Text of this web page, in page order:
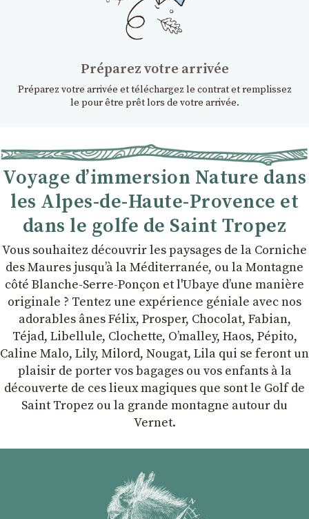
Préparez votre arrivée
Préparez votre arrivée et téléchargez le contrat et remplissez
le pour être prêt lors de votre arrivée.
Voyage d’immersion Nature dans
les Alpes-de-Haute-Provence et
dans le golfe de Saint Tropez
Vous souhaitez découvrir les paysages de la Corniche
des Maures jusqu’à la Méditerranée, ou la Montagne
côté Blanche-Serre-Ponçon et l'Ubaye dʼune manière
originale ? Tentez une expérience géniale avec nos
adorables ânes Félix, Prosper, Chocolat, Fabian,
Téjad, Libellule, Clochette, Oʼmalley, Haos, Pépito,
Caline Malo, Lily, Milord, Nougat, Lila qui se feront un
plaisir de porter vos bagages ou vos enfants à la
découverte de ces lieux magiques que sont le Golf de
Saint Tropez ou la grande montagne autour du
Vernet.